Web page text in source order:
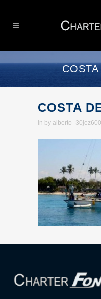
COSTA
in by alberto_30jez600